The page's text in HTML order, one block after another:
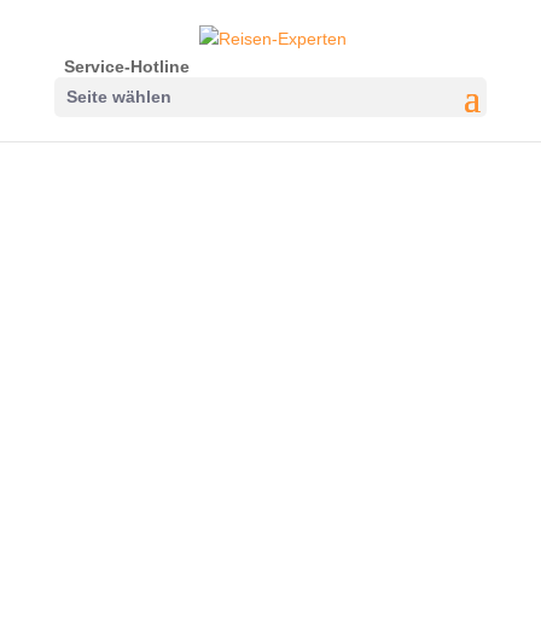
Service-Hotline
Seite wählen